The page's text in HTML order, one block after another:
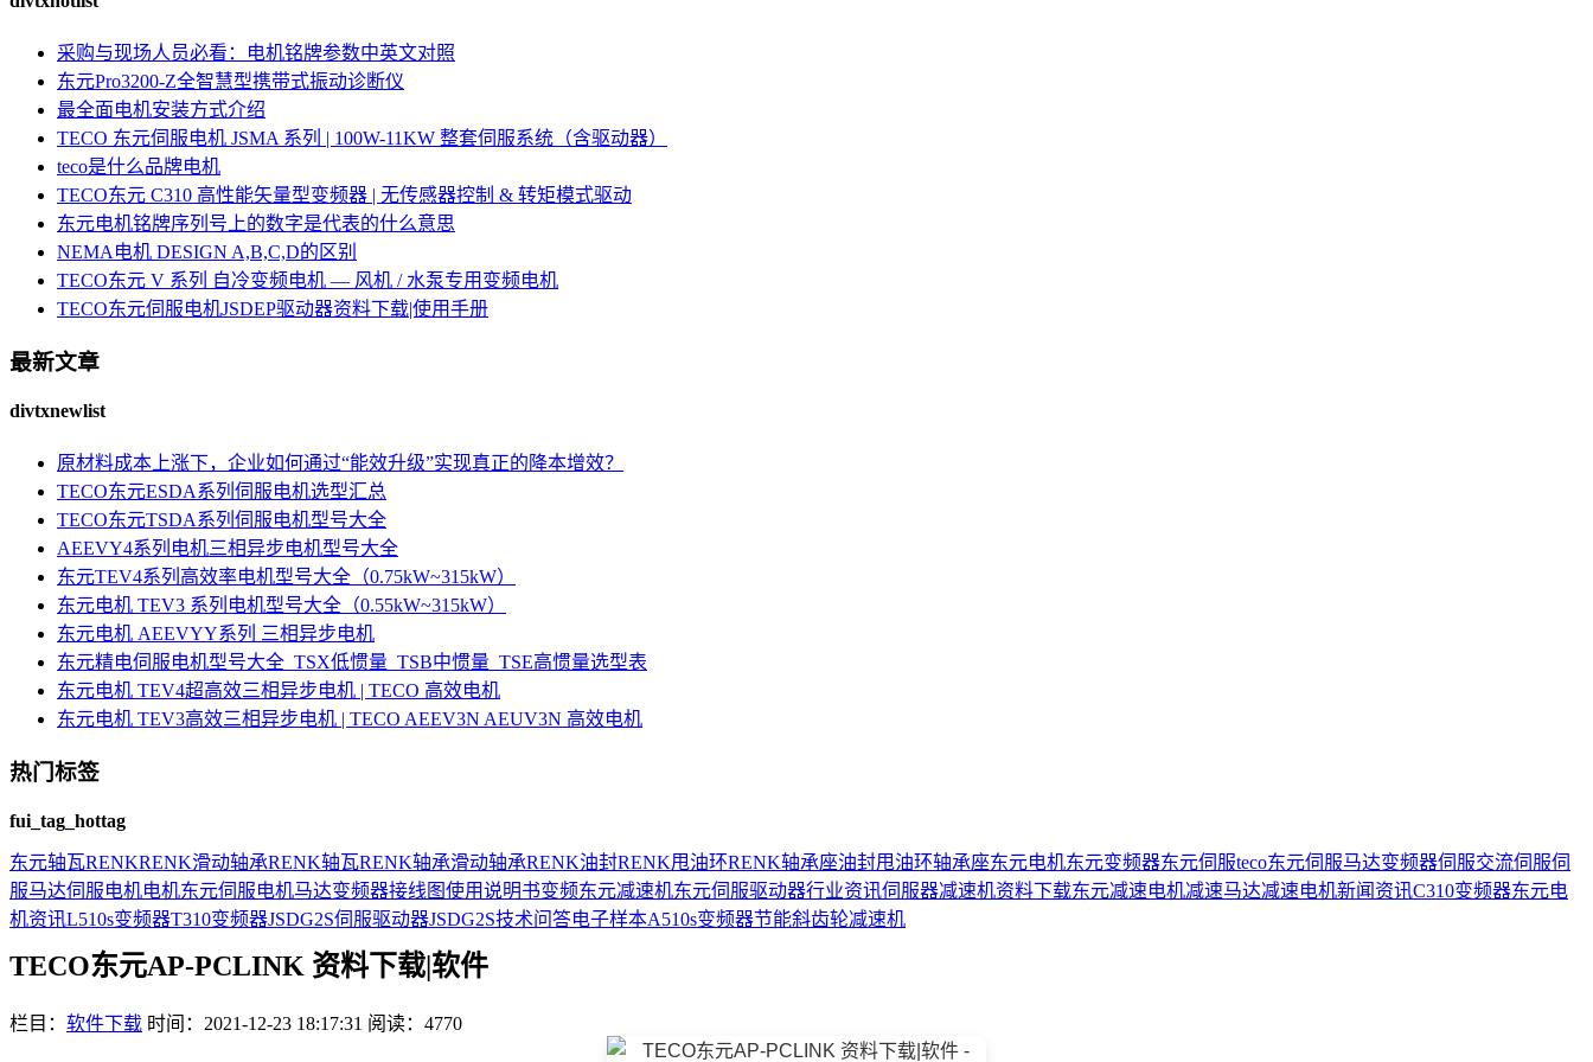
采购与现场人员必看：电机铭牌参数中英文对照
东元Pro3200-Z全智慧型携带式振动诊断仪
最全面电机安装方式介绍
TECO 东元伺服电机 JSMA 系列 | 100W-11KW 整套伺服系统（含驱动器）
teco是什么品牌电机
TECO东元 C310 高性能矢量型变频器 | 无传感器控制 & 转矩模式驱动
东元电机铭牌序列号上的数字是代表的什么意思
NEMA电机 DESIGN A,B,C,D的区别
TECO东元 V 系列 自冷变频电机 — 风机 / 水泵专用变频电机
TECO东元伺服电机JSDEP驱动器资料下载|使用手册
最新文章
divtxnewlist
原材料成本上涨下，企业如何通过“能效升级”实现真正的降本增效？
TECO东元ESDA系列伺服电机选型汇总
TECO东元TSDA系列伺服电机型号大全
AEEVY4系列电机三相异步电机型号大全
东元TEV4系列高效率电机型号大全（0.75kW~315kW）
东元电机 TEV3 系列电机型号大全（0.55kW~315kW）
东元电机 AEEVYY系列 三相异步电机
东元精电伺服电机型号大全_TSX低惯量_TSB中惯量_TSE高惯量选型表
东元电机 TEV4超高效三相异步电机 | TECO 高效电机
东元电机 TEV3高效三相异步电机 | TECO AEEV3N AEUV3N 高效电机
热门标签
fui_tag_hottag
东元轴瓦RENKRENK滑动轴承RENK轴瓦RENK轴承滑动轴承RENK油封RENK甩油环RENK轴承座油封甩油环轴承座东元电机东元变频器东元伺服teco东元伺服马达变频器伺服交流伺服伺
服马达伺服电机电机东元伺服电机马达变频器接线图使用说明书变频东元减速机东元伺服驱动器行业资讯伺服器减速机资料下载东元减速电机减速马达减速电机新闻资讯C310变频器东元电
机资讯L510s变频器T310变频器JSDG2S伺服驱动器JSDG2S技术问答电子样本A510s变频器节能斜齿轮减速机
TECO东元AP-PCLINK 资料下载|软件
栏目： 软件下载 时间：2021-12-23 18:17:31 阅读：4770